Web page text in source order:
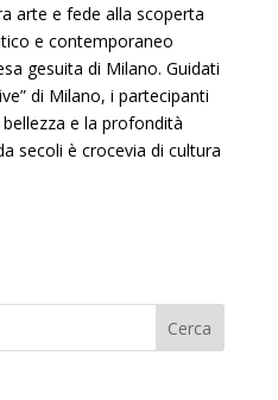
arte e fede alla scoperta
e contemporaneo
gesuita di Milano. Guidati
di Milano, i partecipanti
e la profondità
secoli è crocevia di cultura